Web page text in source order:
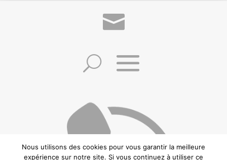
PRÉCÉDENT
©2021 Frédéric Zuccheretti –Politique de confidentialité–Conditions
Nous utilisons des cookies pour vous garantir la meilleure
expérience sur notre site. Si vous continuez à utiliser ce